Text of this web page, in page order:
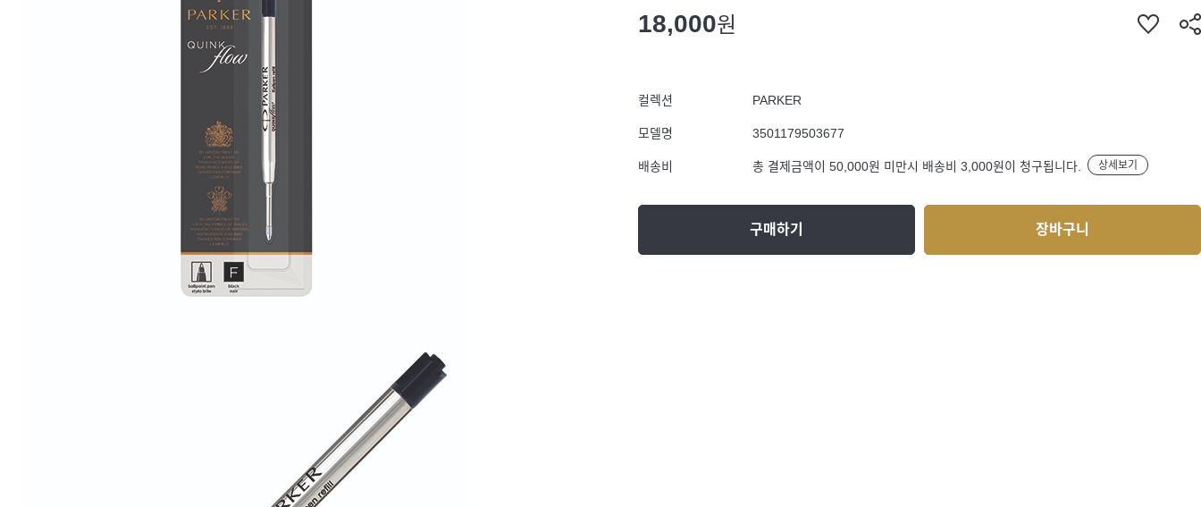
18,000원
컬렉션 PARKER
모델명 3501179503677
배송비 총 결제금액이 50,000원 미만시 배송비 3,000원이 청구됩니다. 상세보기
구매하기 장바구니